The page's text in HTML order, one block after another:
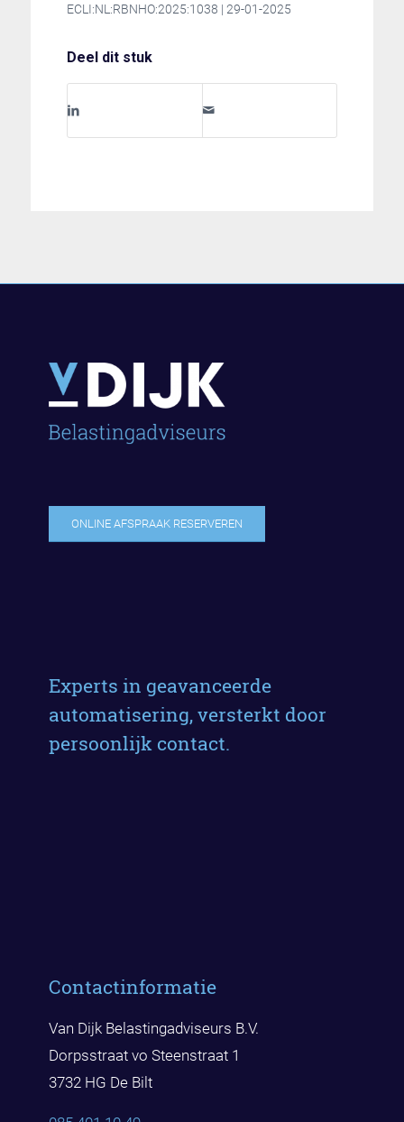
ECLI:NL:RBNHO:2025:1038 | 29-01-2025
Deel dit stuk
ONLINE AFSPRAAK RESERVEREN
Experts in geavanceerde
automatisering, versterkt door
persoonlijk contact.
Contactinformatie
Van Dijk Belastingadviseurs B.V.
Dorpsstraat vo Steenstraat 1
3732 HG De Bilt